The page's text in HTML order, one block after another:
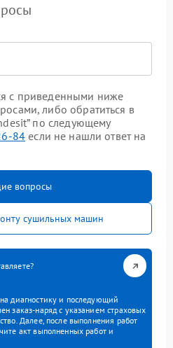
с приведенными ниже
либо обратиться в
по следующему
84 если не нашли ответ на
вопросы
сушильных машин
диагностику и последующий
заказ-наряд с указанием страховых
Далее, после выполнения работ
акт выполненных работ и